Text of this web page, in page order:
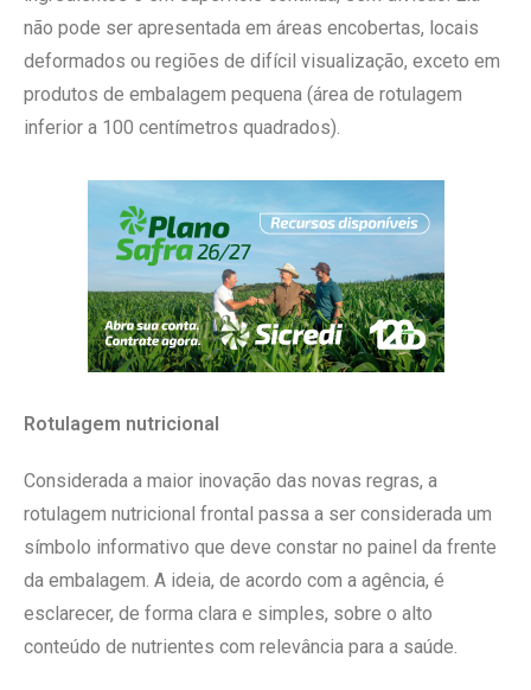
não pode ser apresentada em áreas encobertas, locais
deformados ou regiões de difícil visualização, exceto em
produtos de embalagem pequena (área de rotulagem
inferior a 100 centímetros quadrados).
Rotulagem nutricional
Considerada a maior inovação das novas regras, a
rotulagem nutricional frontal passa a ser considerada um
símbolo informativo que deve constar no painel da frente
da embalagem. A ideia, de acordo com a agência, é
esclarecer, de forma clara e simples, sobre o alto
conteúdo de nutrientes com relevância para a saúde.